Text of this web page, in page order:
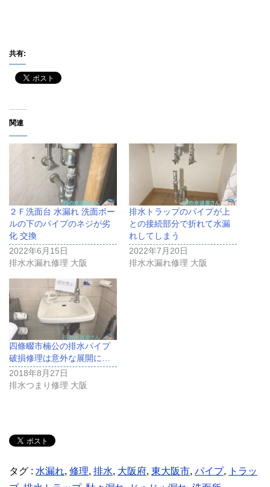
共有:
関連
２Ｆ洗面台 水漏れ 洗面ボー
ルの下のパイプのネジが劣
化 交換
2022年6月15日
排水水漏れ修理 大阪
排水トラップのパイプが上
との接続部分で折れて水漏
れしてしまう
2022年7月20日
排水水漏れ修理 大阪
四條畷市楠公の排水パイプ
破損修理は意外な展開に…
2018年8月27日
排水つまり修理 大阪
タグ : 水漏れ, 修理, 排水, 大阪府, 東大阪市, パイプ,
トラッ